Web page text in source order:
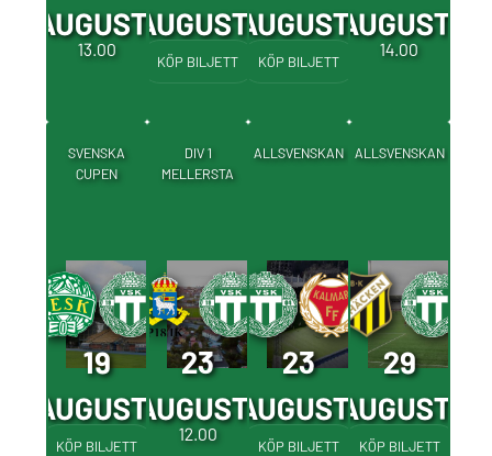
AUGUSTI
13.00
AUGUSTI
KÖP BILJETT
AUGUSTI
KÖP BILJETT
AUGUSTI
14.00
SVENSKA
CUPEN
19
AUGUSTI
KÖP BILJETT
DIV 1
MELLERSTA
23
AUGUSTI
12.00
ALLSVENSKAN
23
AUGUSTI
KÖP BILJETT
ALLSVENSKAN
29
AUGUSTI
KÖP BILJETT